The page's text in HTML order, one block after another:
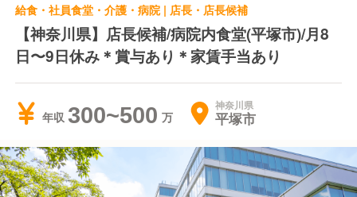
給食・社員食堂・介護・病院 | 店長・店長候補
【神奈川県】店長候補/病院内食堂(平塚市)/月8
日〜9日休み＊賞与あり＊家賃手当あり
年収 300~500 神奈川県
平塚市